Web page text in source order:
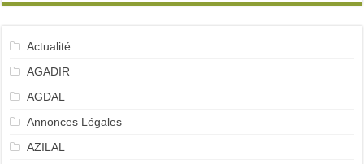
Actualité
AGADIR
AGDAL
Annonces Légales
AZILAL